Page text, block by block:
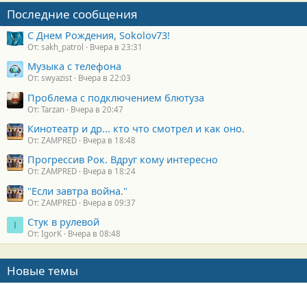
Последние сообщения
С Днем Рождения, Sokolov73!
От: sakh_patrol Вчера в 23:31
Музыка с телефона
От: swyazist Вчера в 22:03
Проблема с подключением блютуза
От: Tarzan Вчера в 20:47
Кинотеатр и др... кто что смотрел и как оно.
От: ZAMPRED Вчера в 18:48
Прогрессив Рок. Вдруг кому интересно
От: ZAMPRED Вчера в 18:24
"Если завтра война."
От: ZAMPRED Вчера в 09:37
I Стук в рулевой
От: IgorK Вчера в 08:48
Новые темы